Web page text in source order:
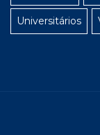
Universitários